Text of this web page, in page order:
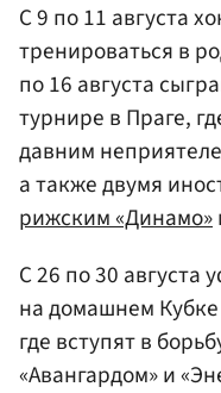
С 9 по 11 августа
тренироваться в
по 16 августа
турнире в Праге,
давним
а также двумя
рижским «Динамо»
С 26 по 30 августа
на домашнем
где вступят в
«Авангардом» и